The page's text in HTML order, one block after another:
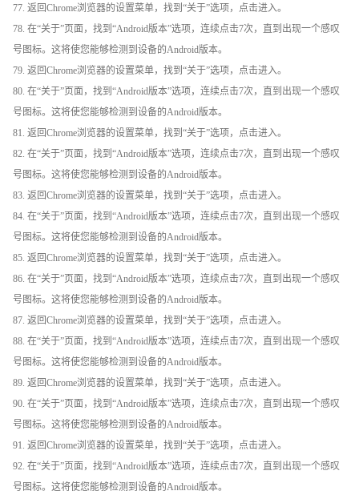
77. 返回Chrome浏览器的设置菜单，找到“关于”选项，点击进入。
78. 在“关于”页面，找到“Android版本”选项，连续点击7次，直到出现一个感叹
号图标。这将使您能够检测到设备的Android版本。
79. 返回Chrome浏览器的设置菜单，找到“关于”选项，点击进入。
80. 在“关于”页面，找到“Android版本”选项，连续点击7次，直到出现一个感叹
号图标。这将使您能够检测到设备的Android版本。
81. 返回Chrome浏览器的设置菜单，找到“关于”选项，点击进入。
82. 在“关于”页面，找到“Android版本”选项，连续点击7次，直到出现一个感叹
号图标。这将使您能够检测到设备的Android版本。
83. 返回Chrome浏览器的设置菜单，找到“关于”选项，点击进入。
84. 在“关于”页面，找到“Android版本”选项，连续点击7次，直到出现一个感叹
号图标。这将使您能够检测到设备的Android版本。
85. 返回Chrome浏览器的设置菜单，找到“关于”选项，点击进入。
86. 在“关于”页面，找到“Android版本”选项，连续点击7次，直到出现一个感叹
号图标。这将使您能够检测到设备的Android版本。
87. 返回Chrome浏览器的设置菜单，找到“关于”选项，点击进入。
88. 在“关于”页面，找到“Android版本”选项，连续点击7次，直到出现一个感叹
号图标。这将使您能够检测到设备的Android版本。
89. 返回Chrome浏览器的设置菜单，找到“关于”选项，点击进入。
90. 在“关于”页面，找到“Android版本”选项，连续点击7次，直到出现一个感叹
号图标。这将使您能够检测到设备的Android版本。
91. 返回Chrome浏览器的设置菜单，找到“关于”选项，点击进入。
92. 在“关于”页面，找到“Android版本”选项，连续点击7次，直到出现一个感叹
号图标。这将使您能够检测到设备的Android版本。